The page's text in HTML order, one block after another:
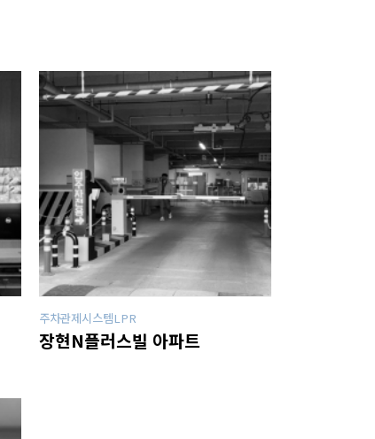
주차관제시스템LPR
장현N플러스빌 아파트